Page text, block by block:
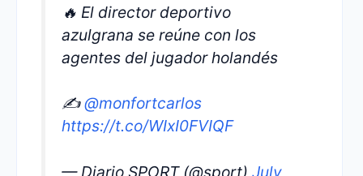
🔥 El director deportivo
azulgrana se reúne con los
agentes del jugador holandés
✍️@monfortcarlos
https://t.co/WIxI0FVIQF
— Diario SPORT (@sport) July